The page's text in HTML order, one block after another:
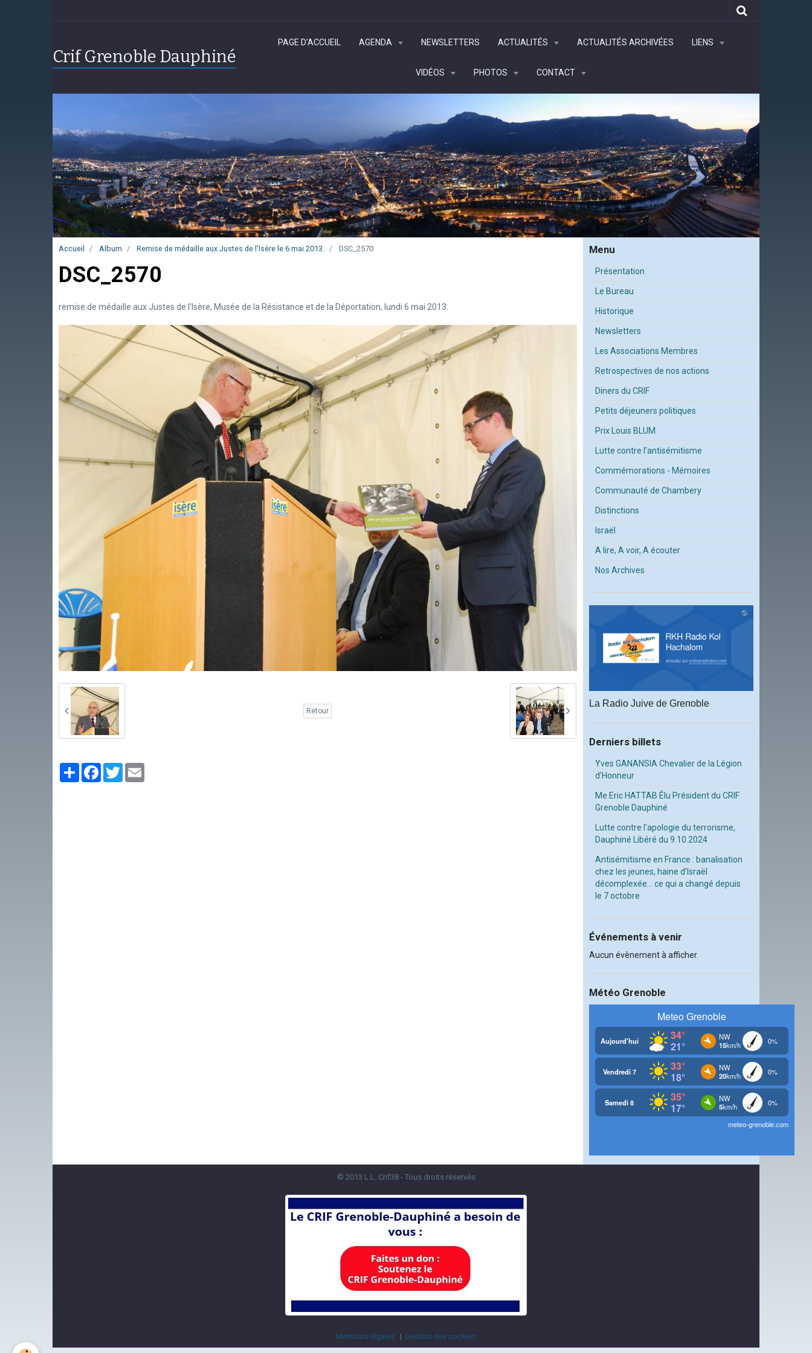
Crif Grenoble Dauphiné
PAGE D'ACCUEIL AGENDA NEWSLETTERS ACTUALITÉS ACTUALITÉS ARCHIVÉES LIENS
VIDÉOS PHOTOS CONTACT
Accueil Album Remise de médaille aux Justes de l'Isère le 6 mai 2013. DSC_2570
DSC_2570
remise de médaille aux Justes de l'Isère, Musée de la Résistance et de la Déportation, lundi 6 mai 2013.
Retour
PartagerFacebook
Twitter
Menu
Présentation
Le Bureau
Historique
Newsletters
Les Associations Membres
Retrospectives de nos actions
Diners du CRIF
Petits déjeuners politiques
Prix Louis BLUM
Lutte contre l'antisémitisme
Commémorations - Mémoires
Communauté de Chambery
Distinctions
Israël
A lire, A voir, A écouter
Nos Archives
La Radio Juive de Grenoble
Derniers billets
Yves GANANSIA Chevalier de la Légion
d'Honneur
Me Eric HATTAB Élu Président du CRIF
Grenoble Dauphiné
Lutte contre l'apologie du terrorisme,
Dauphiné Libéré du 9.10.2024
Antisémitisme en France : banalisation
chez les jeunes, haine d’Israël
décomplexée… ce qui a changé depuis
le 7 octobre
Événements à venir
Aucun évènement à afficher.
Météo Grenoble
© 2013 L.L. Crif38 - Tous droits réservés
Mentions légales Gestion des cookies